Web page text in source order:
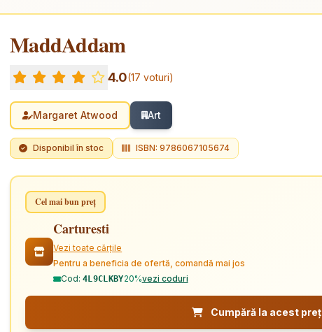
MaddAddam
4.0(17 voturi)
Margaret Atwood Art
Disponibil în stoc ISBN: 9786067105674
Cel mai bun preț
Carturesti
Vezi toate cărțile
Pentru a beneficia de ofertă, comandă mai jos
Cod:4L9CLKBY20%vezi coduri
Cumpără la acest preț